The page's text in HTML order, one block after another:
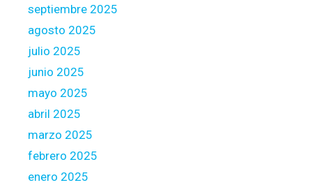
r
t
a
g
e
?
septiembre 2025
agosto 2025
julio 2025
junio 2025
mayo 2025
abril 2025
marzo 2025
febrero 2025
enero 2025